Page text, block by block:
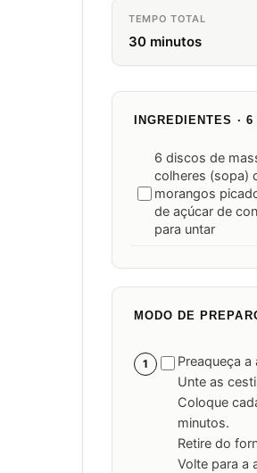
TEMPO TOTAL
30 minutos
INGREDIENTES · 6
6 discos de
colheres (sopa)
morangos
de açúcar de
para untar
MODO DE
1
Preaqueça a
Unte as
Coloque
minutos.
Retire do
Volte para a